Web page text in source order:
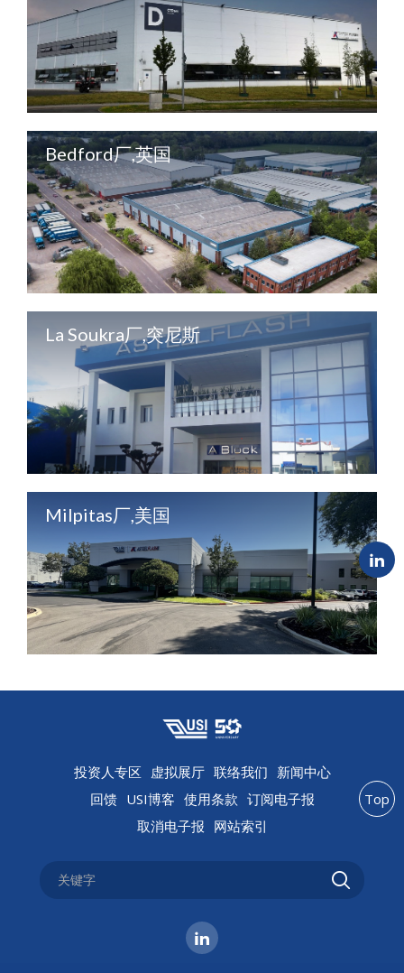
Bedford厂,英国
La Soukra厂,突尼斯
Milpitas厂,美国
投资人专区 虚拟展厅 联络我们 新闻中心
回馈 USI博客 使用条款 订阅电子报
取消电子报 网站索引
Top